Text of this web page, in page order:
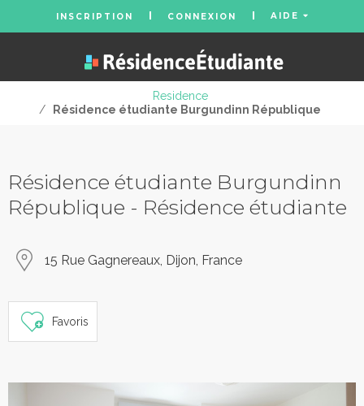
INSCRIPTION CONNEXION AIDE
Residence
/
Résidence étudiante Burgundinn République
Résidence étudiante Burgundinn
République - Résidence étudiante
15 Rue Gagnereaux, Dijon, France
Favoris